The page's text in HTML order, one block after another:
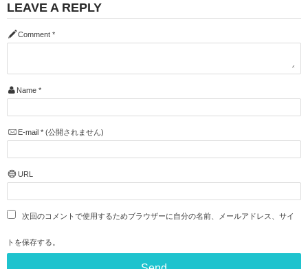
LEAVE A REPLY
Comment *
Name *
E-mail *(公開されません)
URL
次回のコメントで使用するためブラウザーに自分の名前、メールアドレス、サイ
トを保存する。